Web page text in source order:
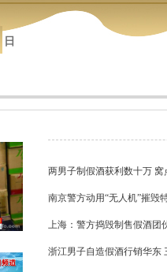
日
两男子制假酒获利数十万
南京警方动用“无人机”摧毁
上海：警方捣毁制售假酒团
浙江男子自造假酒行销华东